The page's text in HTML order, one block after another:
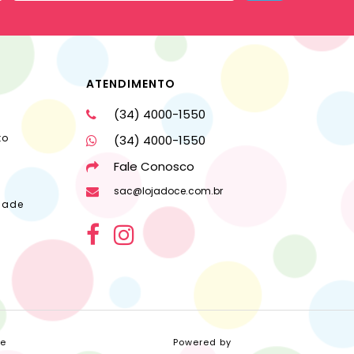
ATENDIMENTO
(34) 4000-1550
(34) 4000-1550
Fale Conosco
sac@lojadoce.com.br
Powered by